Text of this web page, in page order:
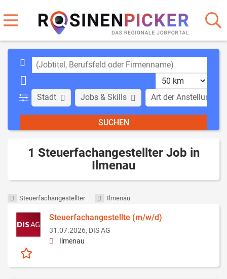
Stadt Art der Anstellung
Jobs & Skills
1 Steuerfachangestellter Job in
Ilmenau
Steuerfachangestellter Ilmenau
Steuerfachangestellte (m/w/d)
31.07.2026, DIS AG
Ilmenau